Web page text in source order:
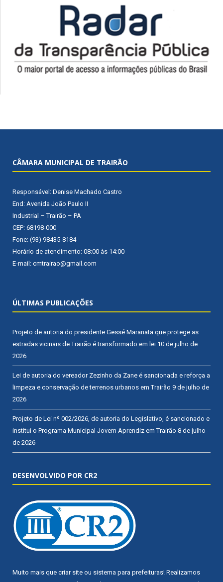
CÂMARA MUNICIPAL DE TRAIRÃO
Responsável: Denise Machado Castro
End: Avenida João Paulo II
Industrial – Trairão – PA
CEP: 68198-000
Fone: (93) 98435-8184
Horário de atendimento: 08:00 às 14:00
E-mail: cmtrairao@gmail.com
ÚLTIMAS PUBLICAÇÕES
Projeto de autoria do presidente Gessé Maranata que protege as
estradas vicinais de Trairão é transformado em lei 10 de julho de
2026
Lei de autoria do vereador Zezinho da Zane é sancionada e reforça a
limpeza e conservação de terrenos urbanos em Trairão 9 de julho de
2026
Projeto de Lei nº 002/2026, de autoria do Legislativo, é sancionado e
institui o Programa Municipal Jovem Aprendiz em Trairão 8 de julho
de 2026
DESENVOLVIDO POR CR2
Muito mais que criar site ou sistema para prefeituras! Realizamos